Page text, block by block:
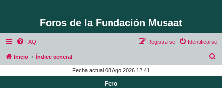
Foros de la Fundación Musaat
FAQ Identificarse
Registrarse
Inicio Índice general
Fecha actual 08 Ago 2026 12:41
Foro